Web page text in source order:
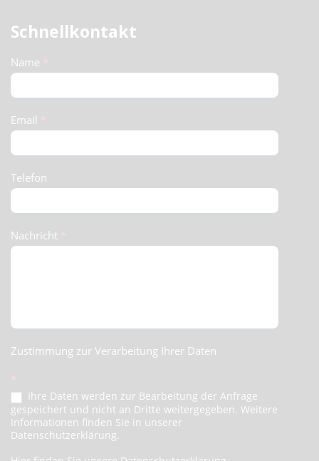
Schnellkontakt
Schnellkontakt
(Footer)
Name *
Email *
Telefon
Nachricht *
Zustimmung zur Verarbeitung Ihrer Daten
*
Ihre Daten werden zur Bearbeitung der Anfrage
gespeichert und nicht an Dritte weitergegeben. Weitere
Informationen finden Sie in unserer
Datenschutzerklärung.